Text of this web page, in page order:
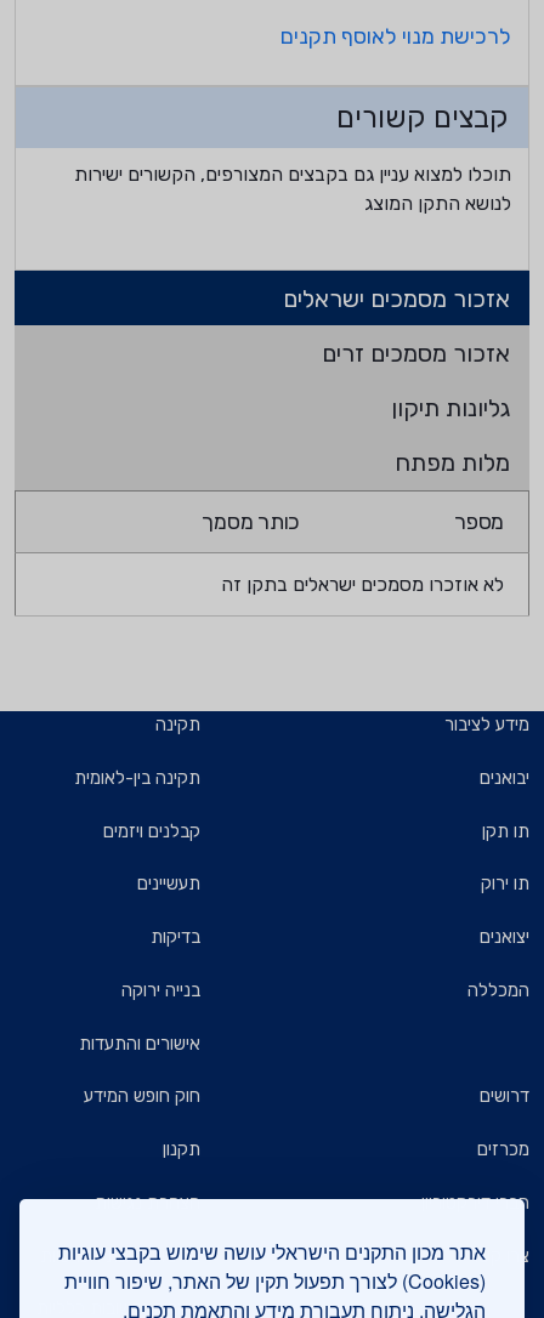
אתר מכון התקנים הישראלי עושה שימוש בקבצי עוגיות
(Cookies) לצורך תפעול תקין של האתר, שיפור חוויית
הגלישה, ניתוח תעבורת מידע והתאמת תכנים.
לרכישת מנוי לאוסף תקנים
קבצים קשורים
תוכלו למצוא עניין גם בקבצים המצורפים, הקשורים ישירות
לנושא התקן המוצג
אזכור מסמכים ישראלים
אזכור מסמכים זרים
גליונות תיקון
מלות מפתח
מספר כותר מסמך
לא אוזכרו מסמכים ישראלים בתקן זה
מידע לציבור
יבואנים
תו תקן
תו ירוק
יצואנים
המכללה
תקינה
תקינה בין-לאומית
קבלנים ויזמים
תעשיינים
בדיקות
בנייה ירוקה
אישורים והתעדות
דרושים
מכרזים
חברי דירקטוריון
צרו קשר
חוק חופש המידע
תקנון
הצהרת נגישות
מדיניות הגנת הפרטיות
שאלות ותשובות כלליות